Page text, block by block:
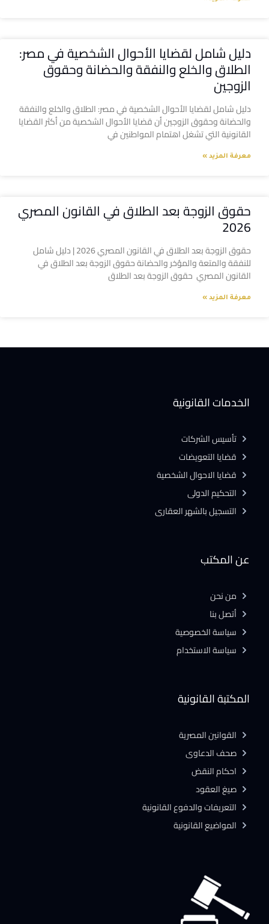
دليل شامل لقضايا الأحوال الشخصية في مصر:
الطلاق والخلع والنفقة والحضانة وحقوق
الزوجين
دليل شامل لقضايا الأحوال الشخصية في مصر: الطلاق والخلع والنفقة
والحضانة وحقوق الزوجين أن قضايا الأحوال الشخصية من أكثر القضايا
القانونية التي تشغل اهتمام المواطنين في
معرفة المزيد »
حقوق الزوجة بعد الطلاق في القانون المصري
2026
حقوق الزوجة بعد الطلاق في القانون المصري 2026 | دليل شامل
للنفقة والمتعة والمؤخر والحضانة حقوق الزوجة بعد الطلاق في
القانون المصري حقوق الزوجة بعد الطلاق
معرفة المزيد »
المكتبة القانونية
القوانين المصرية
صحف الدعاوى
احكام النقض
صيغ العقود
التعريفات والدفوع القانونية
المواضيع القانونية
عن المكتب
من نحن
أتصل بنا
سياسة الخصوصية
سياسة الاستخدام
الخدمات القانونية
تأسيس الشركات
قضايا التعويضات
قضايا الاحوال الشخصية
التحكيم الدولى
التسجيل بالشهر العقارى